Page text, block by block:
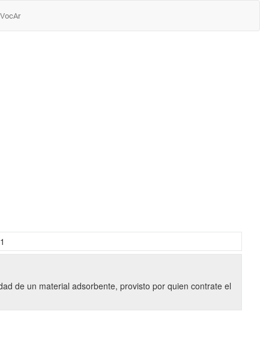
VocAr
1
de un material adsorbente, provisto por quien contrate el